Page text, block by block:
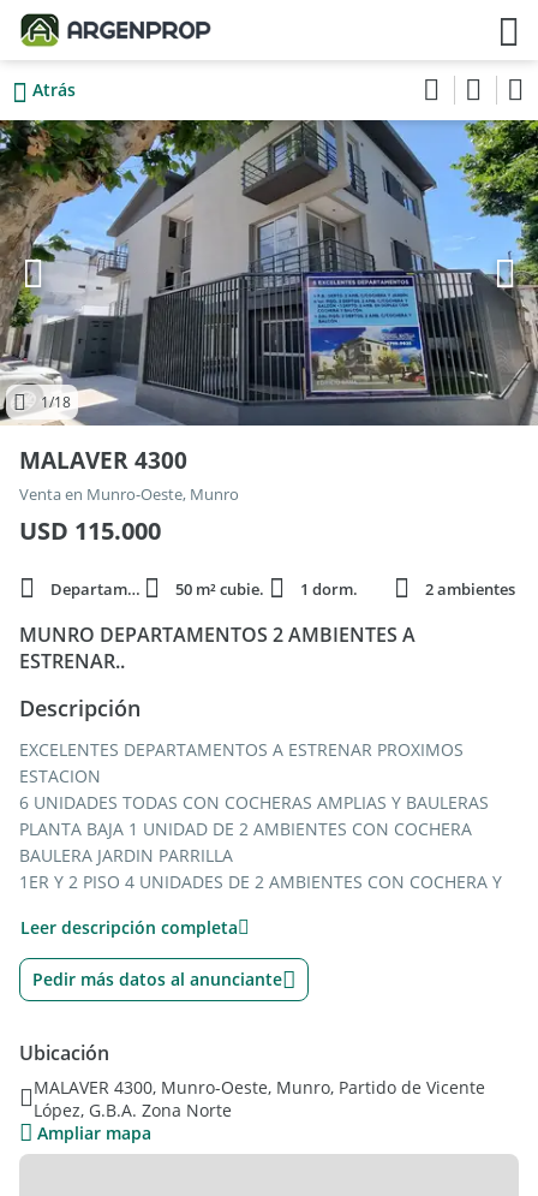
Atrás
1/18
MALAVER 4300
Venta en Munro-Oeste, Munro
USD 115.000
Departamento 50 m² cubie. 1 dorm. 2 ambientes
MUNRO DEPARTAMENTOS 2 AMBIENTES A
ESTRENAR..
Descripción
EXCELENTES DEPARTAMENTOS A ESTRENAR PROXIMOS
ESTACION
6 UNIDADES TODAS CON COCHERAS AMPLIAS Y BAULERAS
PLANTA BAJA 1 UNIDAD DE 2 AMBIENTES CON COCHERA
BAULERA JARDIN PARRILLA
1ER Y 2 PISO 4 UNIDADES DE 2 AMBIENTES CON COCHERA Y
1 DEPTO EN DUPLEX EN 1ER Y 2DO PISO, CON BANO Y
TOILETTE, COCHERA Y BAULERA, DORMITORIO EN SUITE CON
VESTIDOR, AMPLIO BALCON.. MUY LUMINOSO
DE 1ER NIVEL
UNIDADES DESDE U$S 115.000.
GABRIEL MATILLA PROPIEDADES ,,
Leer descripción completa
Pedir más datos al anunciante
Ubicación
MALAVER 4300, Munro-Oeste, Munro, Partido de Vicente
López, G.B.A. Zona Norte
Ampliar mapa